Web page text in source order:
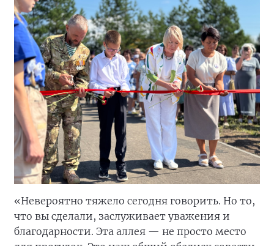
«Невероятно тяжело сегодня говорить. Но то,
что вы сделали, заслуживает уважения и
благодарности. Эта аллея — не просто место